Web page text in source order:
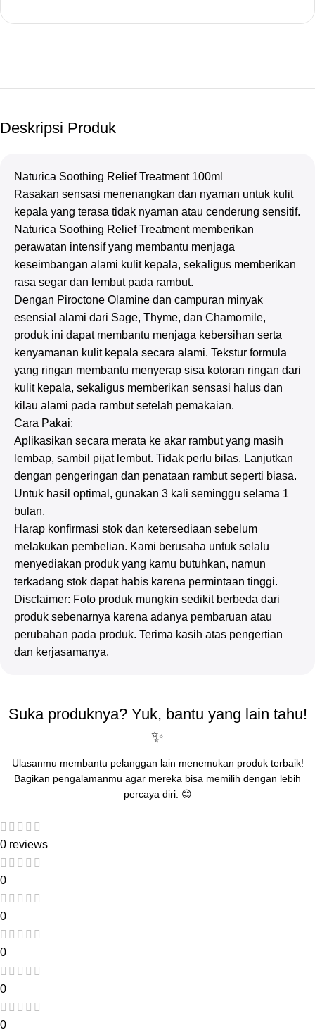
Deskripsi Produk
Naturica Soothing Relief Treatment 100ml
Rasakan sensasi menenangkan dan nyaman untuk kulit
kepala yang terasa tidak nyaman atau cenderung sensitif.
Naturica Soothing Relief Treatment memberikan
perawatan intensif yang membantu menjaga
keseimbangan alami kulit kepala, sekaligus memberikan
rasa segar dan lembut pada rambut.
Dengan Piroctone Olamine dan campuran minyak
esensial alami dari Sage, Thyme, dan Chamomile,
produk ini dapat membantu menjaga kebersihan serta
kenyamanan kulit kepala secara alami. Tekstur formula
yang ringan membantu menyerap sisa kotoran ringan dari
kulit kepala, sekaligus memberikan sensasi halus dan
kilau alami pada rambut setelah pemakaian.
Cara Pakai:
Aplikasikan secara merata ke akar rambut yang masih
lembap, sambil pijat lembut. Tidak perlu bilas. Lanjutkan
dengan pengeringan dan penataan rambut seperti biasa.
Untuk hasil optimal, gunakan 3 kali seminggu selama 1
bulan.
Harap konfirmasi stok dan ketersediaan sebelum
melakukan pembelian. Kami berusaha untuk selalu
menyediakan produk yang kamu butuhkan, namun
terkadang stok dapat habis karena permintaan tinggi.
Disclaimer: Foto produk mungkin sedikit berbeda dari
produk sebenarnya karena adanya pembaruan atau
perubahan pada produk. Terima kasih atas pengertian
dan kerjasamanya.
Suka produknya? Yuk, bantu yang lain tahu!
✨
Ulasanmu membantu pelanggan lain menemukan produk terbaik!
Bagikan pengalamanmu agar mereka bisa memilih dengan lebih
percaya diri. 😊
0 reviews
0
0
0
0
0